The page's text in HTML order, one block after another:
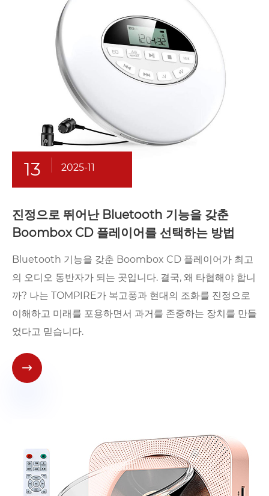
13 2025-11
진정으로 뛰어난 Bluetooth 기능을 갖춘
Boombox CD 플레이어를 선택하는 방법
Bluetooth 기능을 갖춘 Boombox CD 플레이어가 최고
의 오디오 동반자가 되는 곳입니다. 결국, 왜 타협해야 합니
까? 나는 TOMPIRE가 복고풍과 현대의 조화를 진정으로
이해하고 미래를 포용하면서 과거를 존중하는 장치를 만들
었다고 믿습니다.
